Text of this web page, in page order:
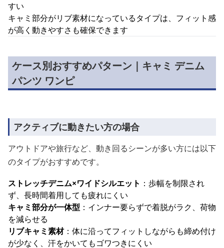
すい
キャミ部分がリブ素材になっているタイプは、フィット感
が高く動きやすさも確保できます
ケース別おすすめパターン｜キャミ デニム
パンツ ワンピ
アクティブに動きたい方の場合
アウトドアや旅行など、動き回るシーンが多い方には以下
のタイプがおすすめです。
ストレッチデニム×ワイドシルエット ：歩幅を制限され
ず、長時間着用しても疲れにくい
キャミ部分が一体型 ：インナー要らずで着脱がラク、荷物
を減らせる
リブキャミ素材：体に沿ってフィットしながらも締め付け
が少なく、汗をかいてもゴワつきにくい